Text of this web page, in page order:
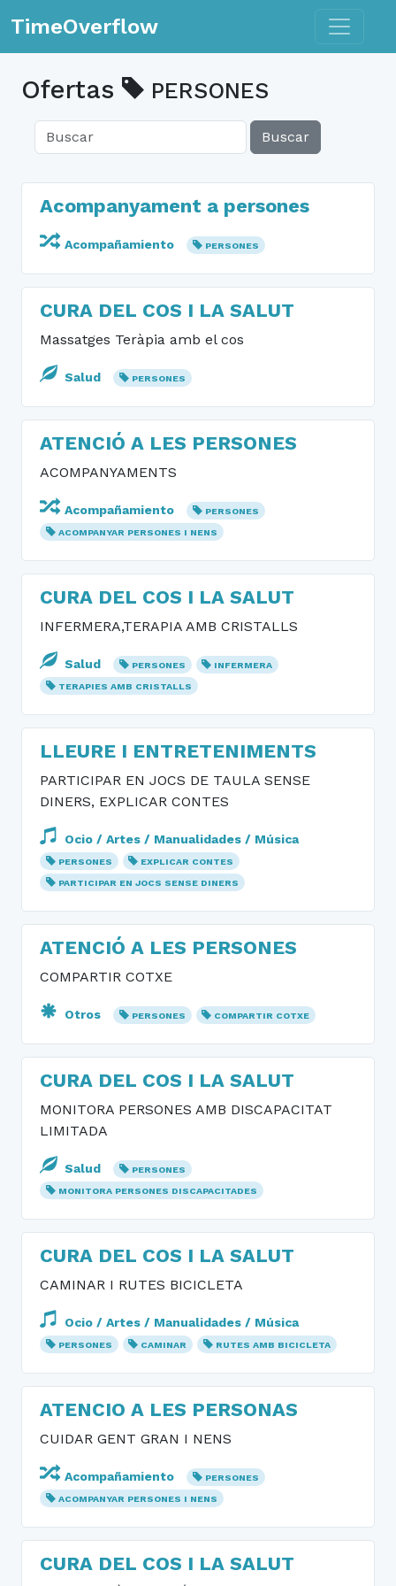
TimeOverflow Toggle
Ofertas PERSONES
Buscar
Acompanyament a persones
Acompañamiento PERSONES
CURA DEL COS I LA SALUT
Massatges Teràpia amb el cos
Salud PERSONES
ATENCIÓ A LES PERSONES
ACOMPANYAMENTS
Acompañamiento
PERSONES
ACOMPANYAR PERSONES I NENS
CURA DEL COS I LA SALUT
INFERMERA,TERAPIA AMB CRISTALLS
Salud PERSONES
INFERMERA
TERAPIES AMB CRISTALLS
LLEURE I ENTRETENIMENTS
PARTICIPAR EN JOCS DE TAULA SENSE
DINERS, EXPLICAR CONTES
Ocio / Artes / Manualidades / Música
PERSONES
EXPLICAR CONTES
PARTICIPAR EN JOCS SENSE DINERS
ATENCIÓ A LES PERSONES
COMPARTIR COTXE
Otros PERSONES COMPARTIR COTXE
CURA DEL COS I LA SALUT
MONITORA PERSONES AMB DISCAPACITAT
LIMITADA
Salud
PERSONES
MONITORA PERSONES DISCAPACITADES
CURA DEL COS I LA SALUT
CAMINAR I RUTES BICICLETA
Ocio / Artes / Manualidades / Música
PERSONES CAMINAR RUTES AMB BICICLETA
ATENCIO A LES PERSONAS
CUIDAR GENT GRAN I NENS
Acompañamiento
PERSONES
ACOMPANYAR PERSONES I NENS
CURA DEL COS I LA SALUT